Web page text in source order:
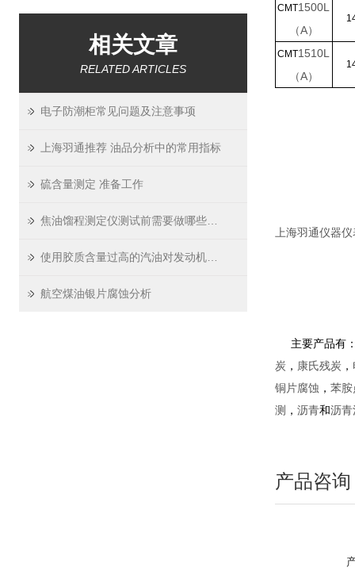
相关文章
RELATED ARTICLES
电子防潮柜常见问题及注意事项
上海羽通推荐 油品分析中的常用指标
硫含量测定 准备工作
航空煤油银片腐蚀分析
CMT1500L
（A）
CMT1510L
（A）
上海羽通仪器
主要产品有
炭， 康氏残炭，
铜片腐蚀 ， 苯胺
测 ， 沥青和沥青
产品咨询